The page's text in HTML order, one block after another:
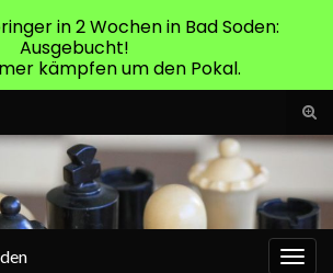
in 2 Wochen in Bad Soden:
Ausgebucht!
kämpfen um den Pokal.